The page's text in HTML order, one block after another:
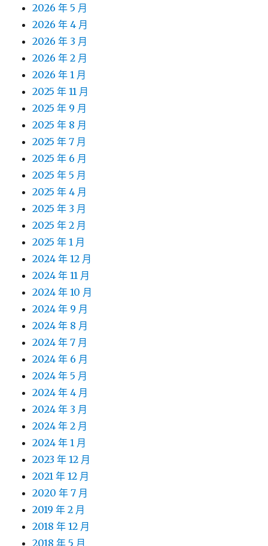
2026 年 5 月
2026 年 4 月
2026 年 3 月
2026 年 2 月
2026 年 1 月
2025 年 11 月
2025 年 9 月
2025 年 8 月
2025 年 7 月
2025 年 6 月
2025 年 5 月
2025 年 4 月
2025 年 3 月
2025 年 2 月
2025 年 1 月
2024 年 12 月
2024 年 11 月
2024 年 10 月
2024 年 9 月
2024 年 8 月
2024 年 7 月
2024 年 6 月
2024 年 5 月
2024 年 4 月
2024 年 3 月
2024 年 2 月
2024 年 1 月
2023 年 12 月
2021 年 12 月
2020 年 7 月
2019 年 2 月
2018 年 12 月
2018 年 5 月